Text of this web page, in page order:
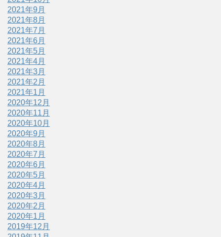
2021年9月
2021年8月
2021年7月
2021年6月
2021年5月
2021年4月
2021年3月
2021年2月
2021年1月
2020年12月
2020年11月
2020年10月
2020年9月
2020年8月
2020年7月
2020年6月
2020年5月
2020年4月
2020年3月
2020年2月
2020年1月
2019年12月